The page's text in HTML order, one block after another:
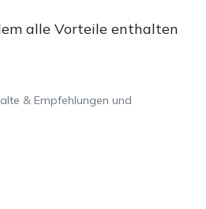
alle Vorteile enthalten
& Empfehlungen und